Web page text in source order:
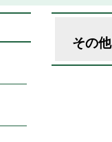
その他